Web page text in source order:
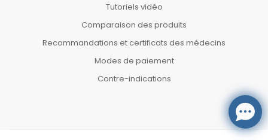
Tutoriels vidéo
Comparaison des produits
Recommandations et certificats des médecins
Modes de paiement
Contre-indications